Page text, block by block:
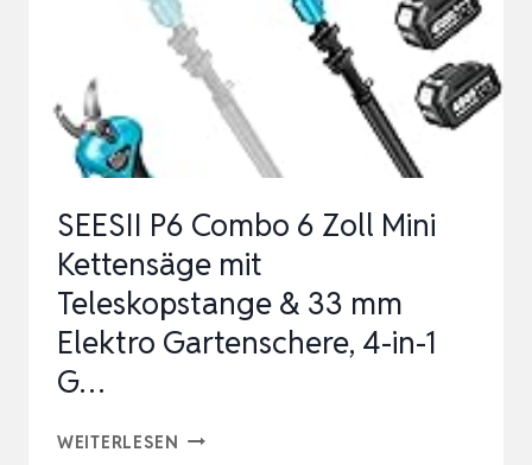
SEESII P6 Combo 6 Zoll Mini
Kettensäge mit
Teleskopstange & 33 mm
Elektro Gartenschere, 4-in-1
G…
WEITERLESEN SEESII